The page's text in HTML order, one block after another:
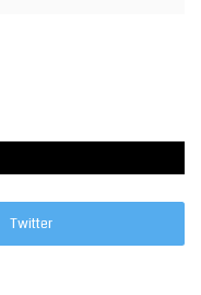
Twitter